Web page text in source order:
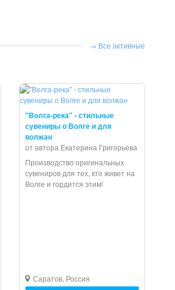
Все активные
"Волга-река" - стильные
сувениры о Волге и для
волжан
от автора Екатерина Григорьева
Производство оригинальных
сувениров для тех, кто живет на
Волге и гордится этим!
Саратов, Россия